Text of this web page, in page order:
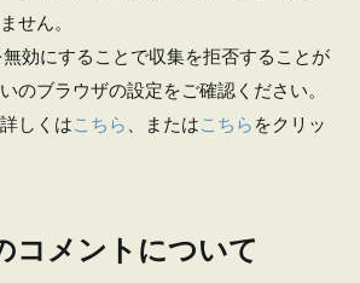
せん。
効にすることで収集を拒否することが
のブラウザの設定をご確認ください。
しくはこちら 、またはこちら をクリッ
コメントについて